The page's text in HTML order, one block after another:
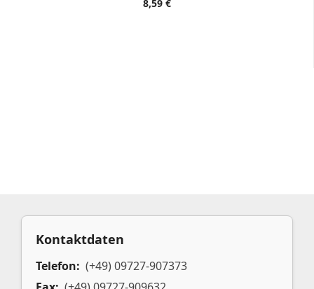
8,59 €
Kontaktdaten
Telefon: (+49) 09727-907373